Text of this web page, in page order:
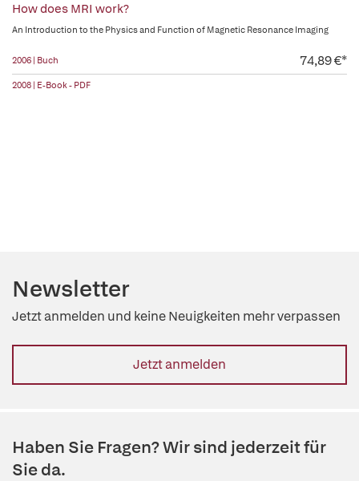
How does MRI work?
An Introduction to the Physics and Function of Magnetic Resonance Imaging
2006 | Buch 74,89 €*
2008 | E-Book - PDF
Newsletter
Jetzt anmelden und keine Neuigkeiten mehr verpassen
Jetzt anmelden
Haben Sie Fragen? Wir sind jederzeit für
Sie da.